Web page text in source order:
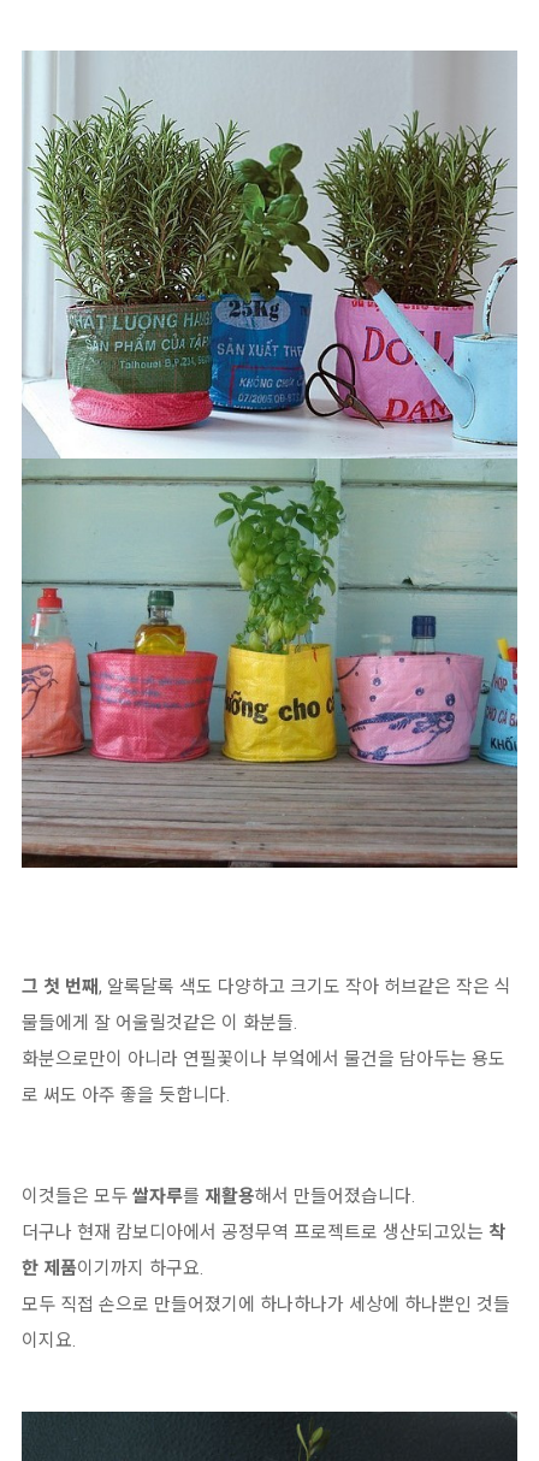
그 첫 번째, 알록달록 색도 다양하고 크기도 작아 허브같은 작은 식
물들에게 잘 어울릴것같은 이 화분들.
화분으로만이 아니라 연필꽃이나 부엌에서 물건을 담아두는 용도
로 써도 아주 좋을 듯합니다.
이것들은 모두 쌀자루를 재활용해서 만들어졌습니다.
더구나 현재 캄보디아에서 공정무역 프로젝트로 생산되고있는 착
한 제품이기까지 하구요.
모두 직접 손으로 만들어졌기에 하나하나가 세상에 하나뿐인 것들
이지요.